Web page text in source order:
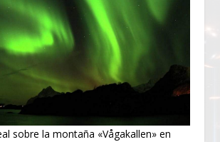
sobre la montaña «Vågakallen» en